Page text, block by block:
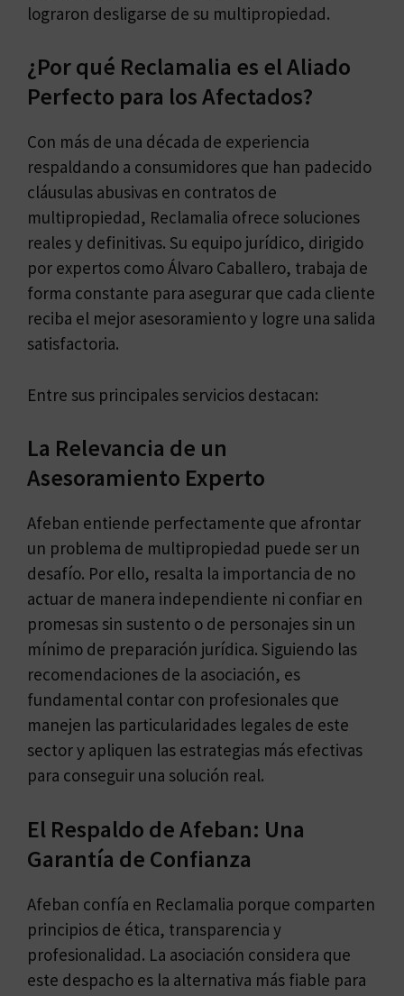
lograron desligarse de su multipropiedad.
¿Por qué Reclamalia es el Aliado
Perfecto para los Afectados?
Con más de una década de experiencia
respaldando a consumidores que han padecido
cláusulas abusivas en contratos de
multipropiedad, Reclamalia ofrece soluciones
reales y definitivas. Su equipo jurídico, dirigido
por expertos como Álvaro Caballero, trabaja de
forma constante para asegurar que cada cliente
reciba el mejor asesoramiento y logre una salida
satisfactoria.
Entre sus principales servicios destacan:
La Relevancia de un
Asesoramiento Experto
Afeban entiende perfectamente que afrontar
un problema de multipropiedad puede ser un
desafío. Por ello, resalta la importancia de no
actuar de manera independiente ni confiar en
promesas sin sustento o de personajes sin un
mínimo de preparación jurídica. Siguiendo las
recomendaciones de la asociación, es
fundamental contar con profesionales que
manejen las particularidades legales de este
sector y apliquen las estrategias más efectivas
para conseguir una solución real.
El Respaldo de Afeban: Una
Garantía de Confianza
Afeban confía en Reclamalia porque comparten
principios de ética, transparencia y
profesionalidad. La asociación considera que
este despacho es la alternativa más fiable para